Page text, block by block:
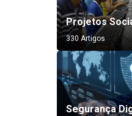
Projetos
330 Artigos
Segurança